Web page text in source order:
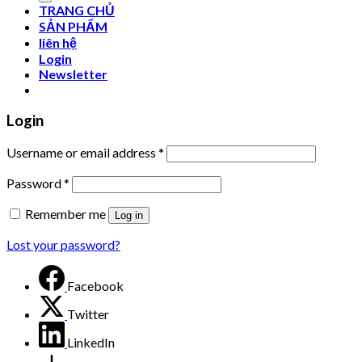
TRANG CHỦ
SẢN PHẨM
liên hệ
Login
Newsletter
Login
Username or email address *
Password*
Remember me
Log in
Lost your password?
Facebook
Twitter
LinkedIn